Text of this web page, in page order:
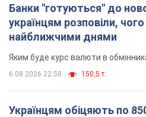
Банки "готуються" до
українцям розповіли, чого
найближчими днями
Яким буде курс валюти в
6.08.2026 22:58 150,5 т.
Українцям обіцяють по